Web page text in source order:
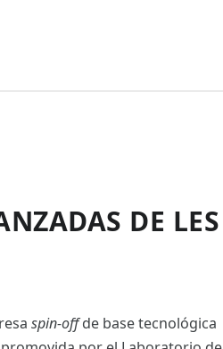
DE LES
spin-offde base tecnológica